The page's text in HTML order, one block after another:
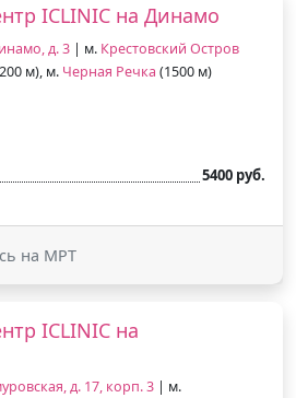
ICLINIC на Динамо
д. 3 | м. Крестовский Остров
м), м. Черная Речка (1500 м)
5400 руб.
на МРТ
ICLINIC на
д. 17, корп. 3 | м.